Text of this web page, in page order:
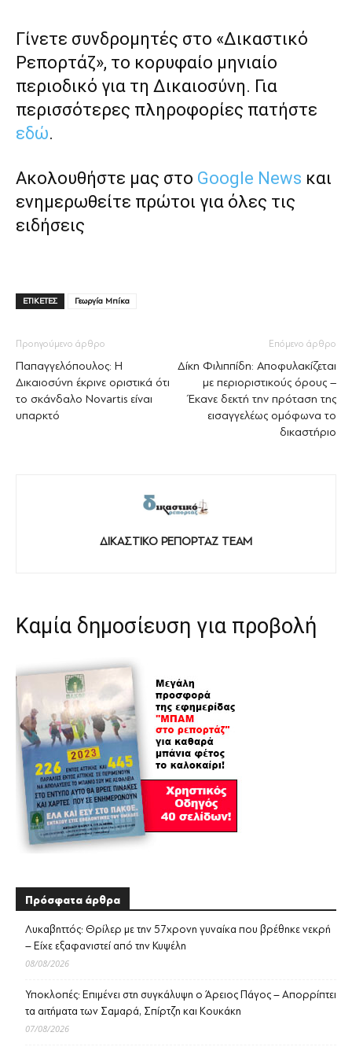
Γίνετε συνδρομητές στο «Δικαστικό
Ρεπορτάζ», το κορυφαίο μηνιαίο
περιοδικό για τη Δικαιοσύνη. Για
περισσότερες πληροφορίες πατήστε
εδώ.
Ακολουθήστε μας στο Google News και
ενημερωθείτε πρώτοι για όλες τις
ειδήσεις
ΕΤΙΚΕΤΕΣ Γεωργία Μπίκα
Προηγούμενο άρθρο
Παπαγγελόπουλος: Η
Δικαιοσύνη έκρινε οριστικά ότι
το σκάνδαλο Novartis είναι
υπαρκτό
Επόμενο άρθρο
Δίκη Φιλιππίδη: Αποφυλακίζεται
με περιοριστικούς όρους –
Έκανε δεκτή την πρόταση της
εισαγγελέως ομόφωνα το
δικαστήριο
ΔΙΚΑΣΤΙΚΟ ΡΕΠΟΡΤΑΖ TEAM
Καμία δημοσίευση για προβολή
Πρόσφατα άρθρα
Λυκαβηττός: Θρίλερ με την 57χρονη γυναίκα που βρέθηκε νεκρή
– Είχε εξαφανιστεί από την Κυψέλη
08/08/2026
Υποκλοπές: Επιμένει στη συγκάλυψη ο Άρειος Πάγος – Απορρίπτει
τα αιτήματα των Σαμαρά, Σπίρτζη και Κουκάκη
07/08/2026